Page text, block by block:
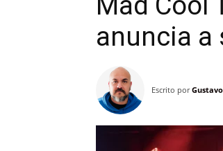
anuncia a
Escrito por